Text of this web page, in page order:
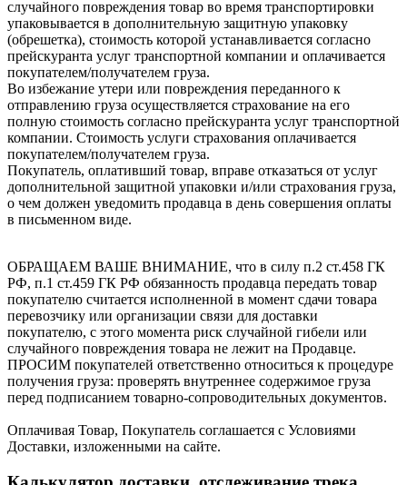
случайного повреждения товар во время транспортировки
упаковывается в дополнительную защитную упаковку
(обрешетка), стоимость которой устанавливается согласно
прейскуранта услуг транспортной компании и оплачивается
покупателем/получателем груза.
Во избежание утери или повреждения переданного к
отправлению груза осуществляется страхование на его
полную стоимость согласно прейскуранта услуг транспортной
компании. Стоимость услуги страхования оплачивается
покупателем/получателем груза.
Покупатель, оплативший товар, вправе отказаться от услуг
дополнительной защитной упаковки и/или страхования груза,
о чем должен уведомить продавца в день совершения оплаты
в письменном виде.
ОБРАЩАЕМ ВАШЕ ВНИМАНИЕ, что в силу п.2 ст.458 ГК
РФ, п.1 ст.459 ГК РФ обязанность продавца передать товар
покупателю считается исполненной в момент сдачи товара
перевозчику или организации связи для доставки
покупателю, с этого момента риск случайной гибели или
случайного повреждения товара не лежит на Продавце.
ПРОСИМ покупателей ответственно относиться к процедуре
получения груза: проверять внутреннее содержимое груза
перед подписанием товарно-сопроводительных документов.
Оплачивая Товар, Покупатель соглашается с Условиями
Доставки, изложенными на сайте.